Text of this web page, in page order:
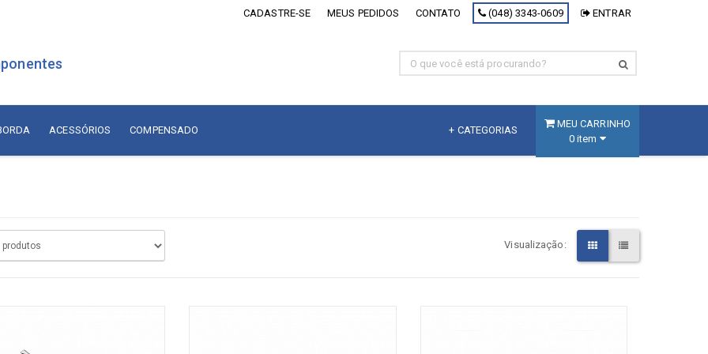
CADASTRE-SE MEUS PEDIDOS CONTATO (048) 3343-0609 ENTRAR
ACESSÓRIOS COMPENSADO
MEU CARRINHO
0 item
+ CATEGORIAS
MDF DecorativoVisualização: